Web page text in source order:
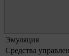
Эмуляция
Средства